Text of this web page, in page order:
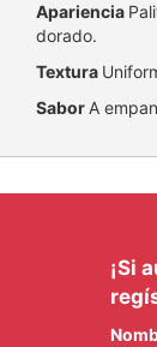
Apariencia
dorado.
Textura
Sabor A
¡Si